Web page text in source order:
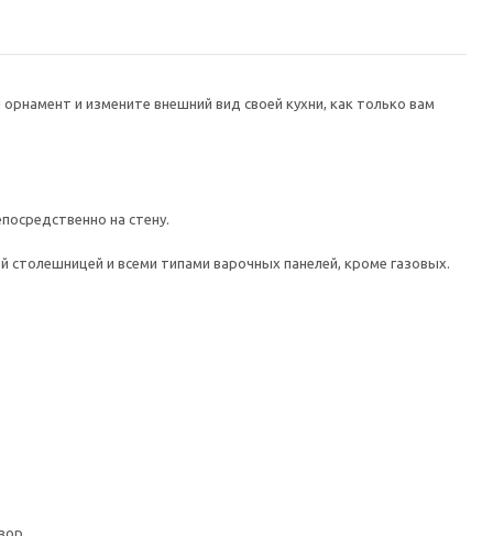
и измените внешний вид своей кухни, как только вам
на стену.
и всеми типами варочных панелей, кроме газовых.